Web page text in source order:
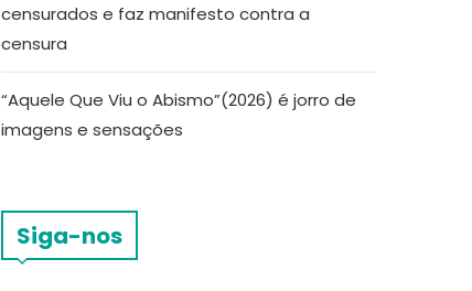
censurados e faz manifesto contra a
censura
“Aquele Que Viu o Abismo”(2026) é jorro de
imagens e sensações
Siga-nos